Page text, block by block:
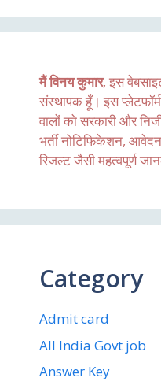
मैं विनय कुमार, इस
संस्थापक हूँ। इस
वालों को सरकारी और
भर्ती नोटिफिकेशन,
रिजल्ट जैसी महत्वपूर्ण
Category
Admit card
All India Govt job
Answer Key